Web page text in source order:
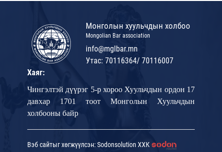
Монголын хуульчдын холбоо
Mongolian Bar association
info@mglbar.mn
Утас: 70116364/ 70116007
Хаяг:
Чингэлтэй дүүрэг 5-р хороо Хуульчдын ордон 17
давхар 1701 тоот Монголын Хуульчдын
холбооны байр
Вэб сайтыг хөгжүүлсэн: Sodonsolution ХХК